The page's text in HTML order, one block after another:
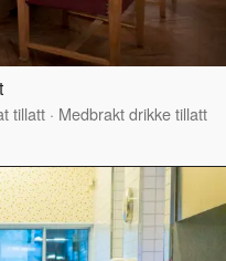
tillatt · Medbrakt drikke tillatt